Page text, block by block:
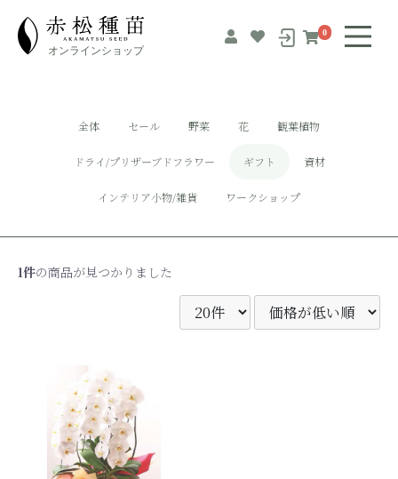
0
全体 セール 野菜 花 観葉植物
ドライ/プリザーブドフラワー ギフト 資材
インテリア小物/雑貨 ワークショップ
1件の商品が見つかりました